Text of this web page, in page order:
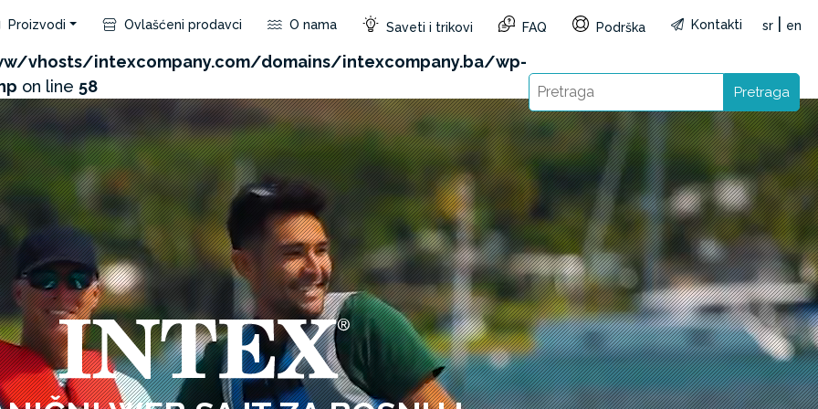
product/api.php?id=386&not_use_region=1&reg=BA&lang=sr): Failed to open stream: HTTP
vhosts/intexcompany.com/domains/intexcompany.ba/wp-
on line 58
Proizvodi Ovlašćeni prodavci O nama Saveti i trikovi FAQ Podrška Kontakti sr en
Pretraga